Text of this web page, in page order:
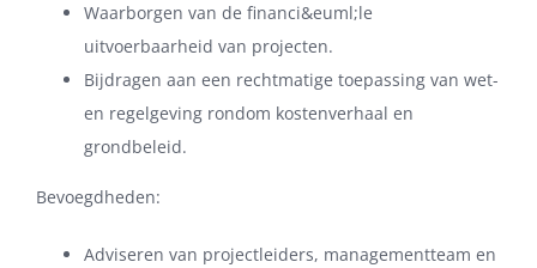
Waarborgen van de financi&euml;le
uitvoerbaarheid van projecten.
Bijdragen aan een rechtmatige toepassing van wet-
en regelgeving rondom kostenverhaal en
grondbeleid.
Bevoegdheden:
Adviseren van projectleiders, managementteam en